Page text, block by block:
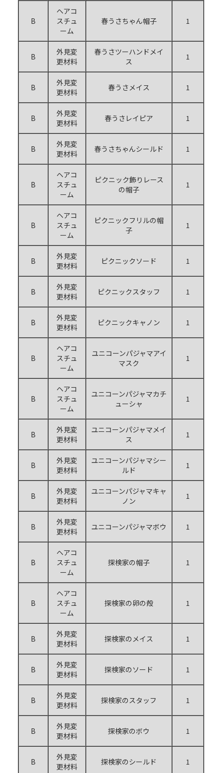
B
ヘアコ
スチュ
ーム
春うさちゃん帽子 1
B
外見変
更材料
春うさツーハンドメイ
ス
1
B
外見変
更材料
春うさメイス 1
B
外見変
更材料
春うさレイピア 1
B
外見変
更材料
春うさちゃんシールド 1
B
ヘアコ
スチュ
ーム
ピクニック飾りレース
の帽子
1
B
ヘアコ
スチュ
ーム
ピクニックフリルの帽
子
1
B
外見変
更材料
ピクニックソード 1
B
外見変
更材料
ピクニックスタッフ 1
B
外見変
更材料
ピクニックキャノン 1
B
ヘアコ
スチュ
ーム
ユニコーンパジャマアイ
マスク
1
B
ヘアコ
スチュ
ーム
ユニコーンパジャマカチ
ューシャ
1
B
外見変
更材料
ユニコーンパジャマメイ
ス
1
B
外見変
更材料
ユニコーンパジャマシー
ルド
1
B
外見変
更材料
ユニコーンパジャマキャ
ノン
1
B
外見変
更材料
ユニコーンパジャマボウ 1
B
ヘアコ
スチュ
ーム
探検家の帽子 1
B
ヘアコ
スチュ
ーム
探検家の卵の殻 1
B
外見変
更材料
探検家のメイス 1
B
外見変
更材料
探検家のソード 1
B
外見変
更材料
探検家のスタッフ 1
B
外見変
更材料
探検家のボウ 1
B
外見変
更材料
探検家のシールド 1